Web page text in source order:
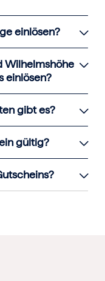
einlösen?
Wilhelmshöhe
einlösen?
gibt es?
gültig?